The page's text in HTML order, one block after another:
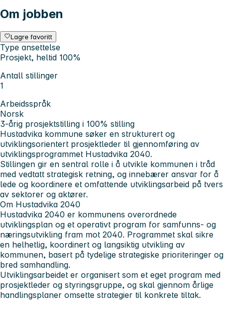
Om jobben
Lagre favoritt
Type ansettelse
Prosjekt, heltid 100%
Antall stillinger
1
Arbeidsspråk
Norsk
3-årig prosjektstilling i 100% stilling
Hustadvika kommune søker en strukturert og
utviklingsorientert prosjektleder til gjennomføring av
utviklingsprogrammet Hustadvika 2040.
Stillingen gir en sentral rolle i å utvikle kommunen i tråd
med vedtatt strategisk retning, og innebærer ansvar for å
lede og koordinere et omfattende utviklingsarbeid på tvers
av sektorer og aktører.
Om Hustadvika 2040
Hustadvika 2040 er kommunens overordnede
utviklingsplan og et operativt program for samfunns- og
næringsutvikling fram mot 2040. Programmet skal sikre
en helhetlig, koordinert og langsiktig utvikling av
kommunen, basert på tydelige strategiske prioriteringer og
bred samhandling.
Utviklingsarbeidet er organisert som et eget program med
prosjektleder og styringsgruppe, og skal gjennom årlige
handlingsplaner omsette strategier til konkrete tiltak.